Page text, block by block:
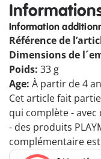
Information
Référence de
Dimensions de
Poids: 33 g
Age: À partir de 4
Cet article fait partie
qui complète - avec
- des produits
complémentaire